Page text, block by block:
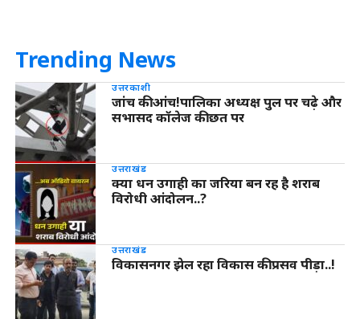
Trending News
उत्तरकाशी
जांच की आंच!पालिका अध्यक्ष पुल पर चढ़े और
सभासद कॉलेज की छत पर
उत्तराखंड
क्या धन उगाही का जरिया बन रह है शराब
विरोधी आंदोलन..?
उत्तराखंड
विकासनगर झेल रहा विकास की प्रसव पीड़ा..!